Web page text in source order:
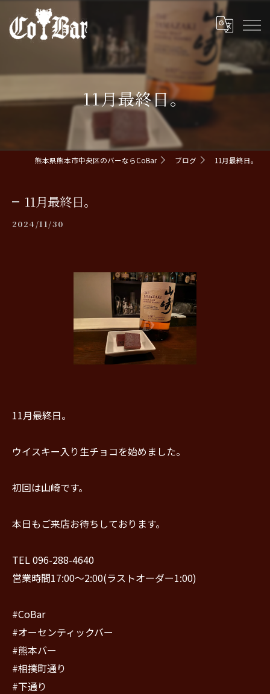
11月最終日。
熊本県熊本市中央区のバーならCoBar ブログ 11月最終日。
11月最終日。
2024/11/30
11月最終日。
ウイスキー入り生チョコを始めました。
初回は山崎です。
本日もご来店お待ちしております。
TEL 096-288-4640
営業時間17:00〜2:00(ラストオーダー1:00)
#CoBar
#オーセンティックバー
#熊本バー
#相撲町通り
#下通り